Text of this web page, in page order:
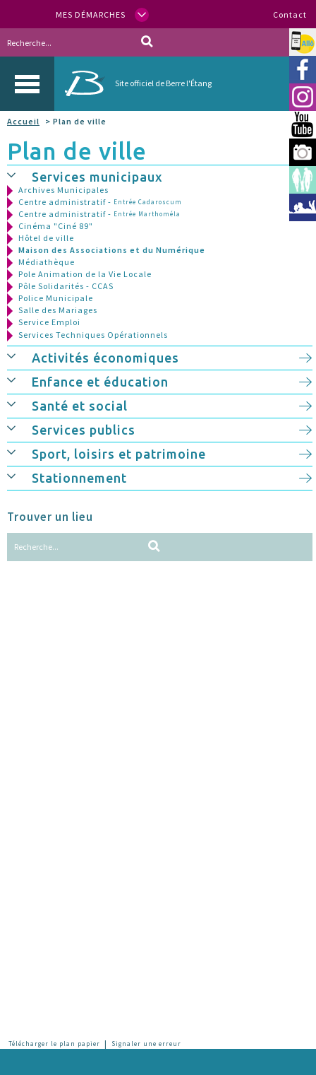
MES DÉMARCHES Contact
Site officiel de Berre l'Étang
Allo
Accueil > Plan de ville
Plan de ville
Services municipaux
Archives Municipales
Centre administratif - Entrée Cadaroscum
Centre administratif - Entrée Marthoméla
Cinéma "Ciné 89"
Hôtel de ville
Maison des Associations et du Numérique
Médiathèque
Pole Animation de la Vie Locale
Pôle Solidarités - CCAS
Police Municipale
Salle des Mariages
Service Emploi
Services Techniques Opérationnels
Activités économiques
Enfance et éducation
Santé et social
Services publics
Sport, loisirs et patrimoine
Stationnement
Trouver un lieu
Télécharger le plan papier | Signaler une erreur